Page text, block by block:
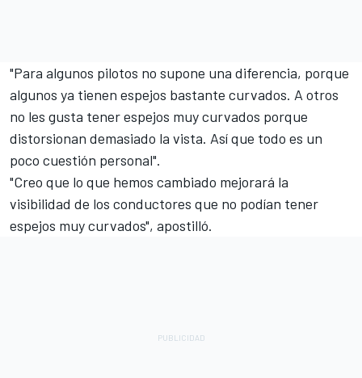
"Para algunos pilotos no supone una diferencia, porque
algunos ya tienen espejos bastante curvados. A otros
no les gusta tener espejos muy curvados porque
distorsionan demasiado la vista. Así que todo es un
poco cuestión personal".
"Creo que lo que hemos cambiado mejorará la
visibilidad de los conductores que no podían tener
espejos muy curvados", apostilló.